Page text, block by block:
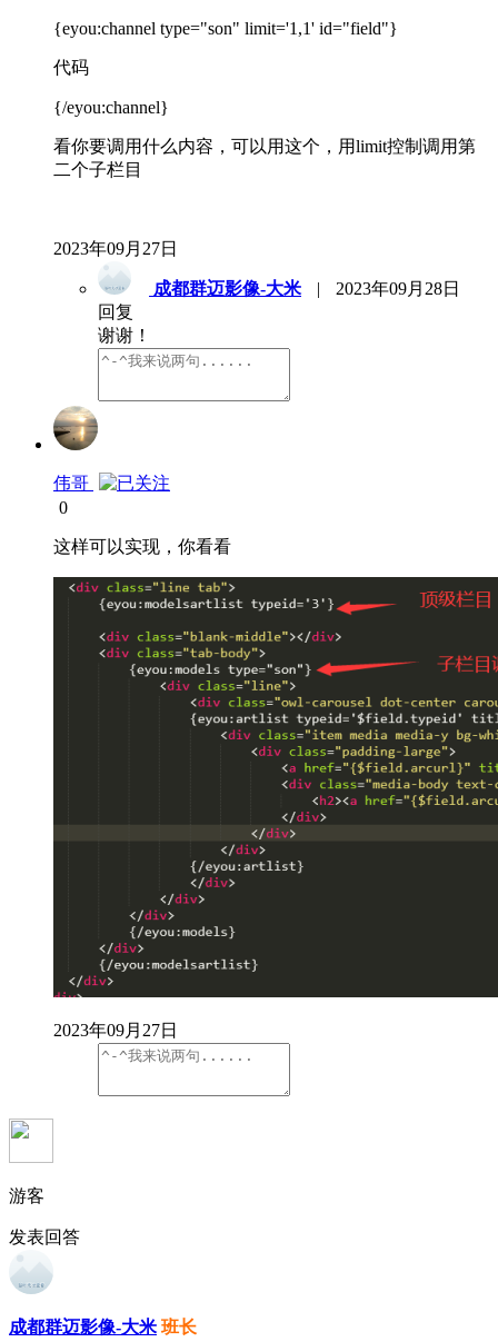
{eyou:channel type="son" limit='1,1' id="field"}
代码
{/eyou:channel}
看你要调用什么内容，可以用这个，用limit控制调用第
二个子栏目
2023年09月27日
成都群迈影像-大米 |
2023年09月28日
回复
谢谢！
伟哥
0
这样可以实现，你看看
2023年09月27日
游客
发表回答
成都群迈影像-大米 班长